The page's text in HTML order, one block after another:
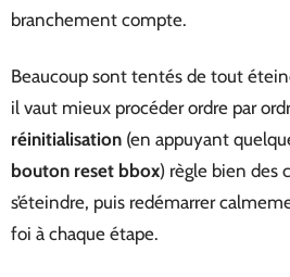
branchement compte.
Beaucoup sont tentés de tout
il vaut mieux procéder ordre par
réinitialisation (en appuyant
bouton reset bbox) règle bien des
s’éteindre, puis redémarrer
foi à chaque étape.